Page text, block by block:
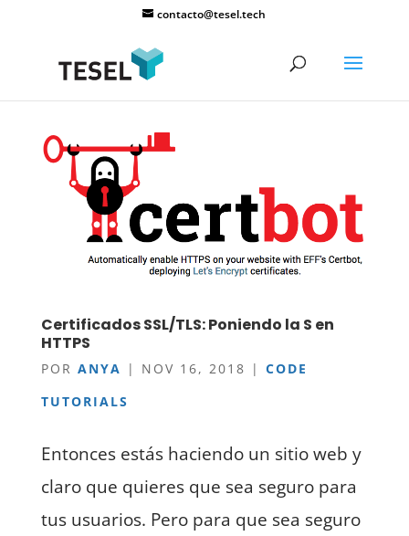
contacto@tesel.tech
Certificados SSL/TLS: Poniendo la S en
HTTPS
POR ANYA | NOV 16, 2018 | CODE
TUTORIALS
Entonces estás haciendo un sitio web y
claro que quieres que sea seguro para
tus usuarios. Pero para que sea seguro